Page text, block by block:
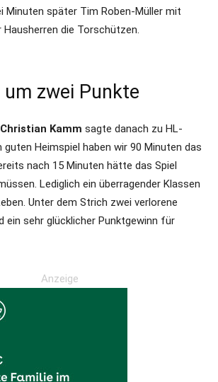
Minuten später Tim Roben-Müller mit
Hausherren die Torschützen.
zwei Punkte
Christian Kamm sagte danach zu HL-
guten Heimspiel haben wir 90 Minuten das
nach 15 Minuten hätte das Spiel
Lediglich ein überragender Klassen
Unter dem Strich zwei verlorene
ein sehr glücklicher Punktgewinn für
Anzeige